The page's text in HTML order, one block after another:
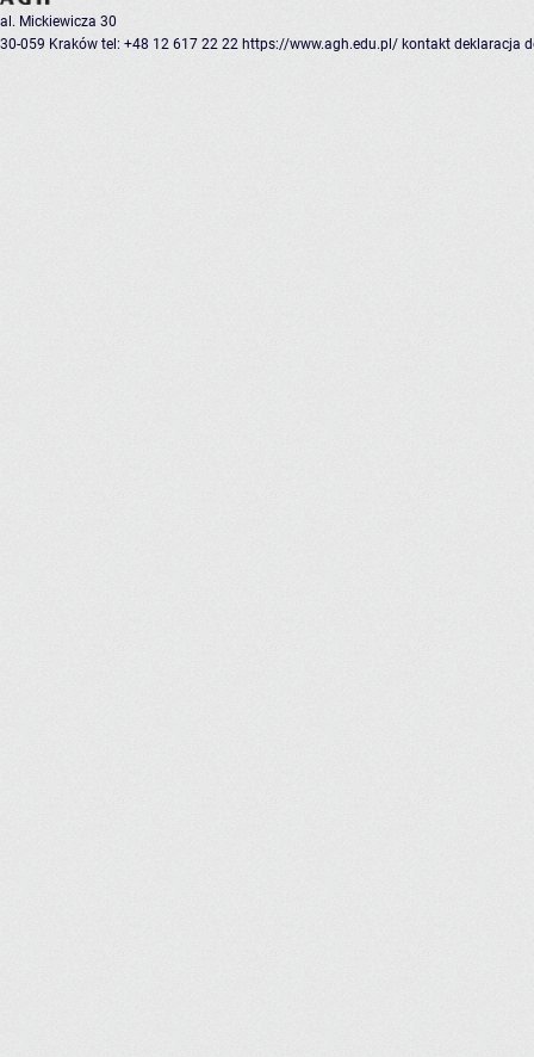
al. Mickiewicza 30
30-059 Kraków tel: +48 12 617 22 22 https://www.agh.edu.pl/ kontakt deklaracja